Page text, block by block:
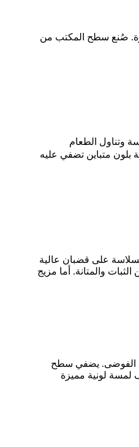
صُنع سطح المكتب من
وتناول الطعام
بلون متباين تضفي عليه
على قضبان عالية
والمتانة. أما مزيج
الفوضى. يضفي سطح
لمسة لونية مميزة